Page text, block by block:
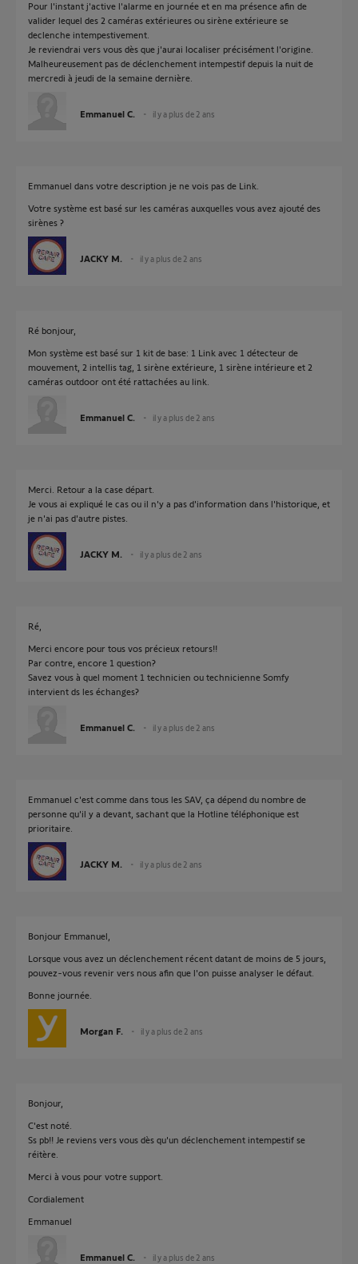
Pour l'instant j'active l'alarme en journée et en ma présence afin de
valider lequel des 2 caméras extérieures ou sirène extérieure se
declenche intempestivement.
Je reviendrai vers vous dès que j'aurai localiser précisément l'origine.
Malheureusement pas de déclenchement intempestif depuis la nuit de
mercredi à jeudi de la semaine dernière.
Emmanuel C. il y a plus de 2 ans
Emmanuel dans votre description je ne vois pas de Link.
Votre système est basé sur les caméras auxquelles vous avez ajouté des
sirènes ?
JACKY M. il y a plus de 2 ans
Ré bonjour,
Mon système est basé sur 1 kit de base: 1 Link avec 1 détecteur de
mouvement, 2 intellis tag, 1 sirène extérieure, 1 sirène intérieure et 2
caméras outdoor ont été rattachées au link.
Emmanuel C. il y a plus de 2 ans
Merci. Retour a la case départ.
Je vous ai expliqué le cas ou il n'y a pas d'information dans l'historique, et
je n'ai pas d'autre pistes.
JACKY M. il y a plus de 2 ans
Ré,
Merci encore pour tous vos précieux retours!!
Par contre, encore 1 question?
Savez vous à quel moment 1 technicien ou technicienne Somfy
intervient ds les échanges?
Emmanuel C. il y a plus de 2 ans
Emmanuel c'est comme dans tous les SAV, ça dépend du nombre de
personne qu'il y a devant, sachant que la Hotline téléphonique est
prioritaire.
JACKY M. il y a plus de 2 ans
Bonjour Emmanuel,
Lorsque vous avez un déclenchement récent datant de moins de 5 jours,
pouvez-vous revenir vers nous afin que l'on puisse analyser le défaut.
Bonne journée.
Morgan F. il y a plus de 2 ans
Bonjour,
C'est noté.
Ss pb!! Je reviens vers vous dès qu'un déclenchement intempestif se
réitère.
Merci à vous pour votre support.
Cordialement
Emmanuel
Emmanuel C. il y a plus de 2 ans